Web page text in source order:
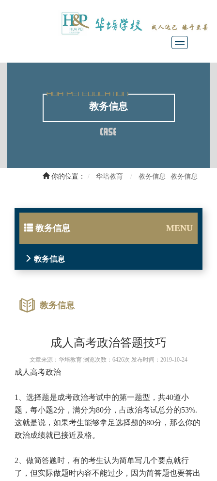
教务信息
CASE
教务信息
教务信息
华培教育
你的位置：
教务信息 MENU
教务信息
教务信息
成人高考政治答题技巧
文章来源：华培教育 浏览次数：6426次 发布时间：2019-10-24
成人高考政治
1、选择题是成考政治考试中的第一题型，共40道小
题，每小题2分，满分为80分，占政治考试总分的53%.
这就是说，如果考生能够拿足选择题的80分，那么你的
政治成绩就已接近及格。
2、做简答题时，有的考生认为简单写几个要点就行
了，但实际做题时内容不能过少，因为简答题也要答出